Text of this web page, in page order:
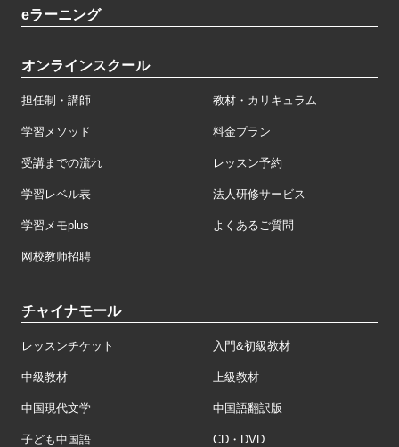
eラーニング
オンラインスクール
担任制・講師 教材・カリキュラム
学習メソッド 料金プラン
受講までの流れ レッスン予約
学習レベル表 法人研修サービス
学習メモplus よくあるご質問
网校教师招聘
チャイナモール
レッスンチケット 入門&初級教材
中級教材 上級教材
中国現代文学 中国語翻訳版
子ども中国語 CD・DVD